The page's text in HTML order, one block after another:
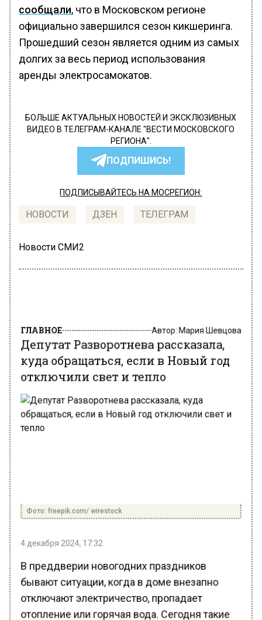
сообщали, что в Московском регионе
официально завершился сезон кикшеринга.
Прошедший сезон является одним из самых
долгих за весь период использования
аренды электросамокатов.
БОЛЬШЕ АКТУАЛЬНЫХ НОВОСТЕЙ И ЭКСКЛЮЗИВНЫХ
ВИДЕО В ТЕЛЕГРАМ-КАНАЛЕ "ВЕСТИ МОСКОВСКОГО
РЕГИОНА".
ПОДПИШИСЬ!
ПОДПИСЫВАЙТЕСЬ НА МОСРЕГИОН:
НОВОСТИ ДЗЕН ТЕЛЕГРАМ
Новости СМИ2
куда обращаться, если в Новый год
отключили свет и тепло
В преддверии новогодних праздников
бывают ситуации, когда в доме внезапно
отключают электричество, пропадает
отопление или горячая вода. Сегодня такие
случаи — редкость для Москвы, однако,